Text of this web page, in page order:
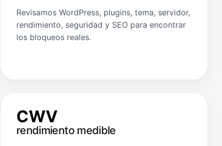
Revisamos WordPress, plugins, tema, servidor,
rendimiento, seguridad y SEO para encontrar
los bloqueos reales.
CWV
rendimiento medible